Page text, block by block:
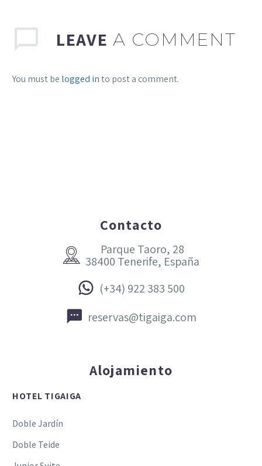
LEAVE A COMMENT
You must be logged into post a comment.
Contacto


Parque Taoro, 28
38400 Tenerife, España

 (+34) 922 383 500

 reservas@tigaiga.com
Alojamiento
HOTEL TIGAIGA
Doble Jardín
Doble Teide